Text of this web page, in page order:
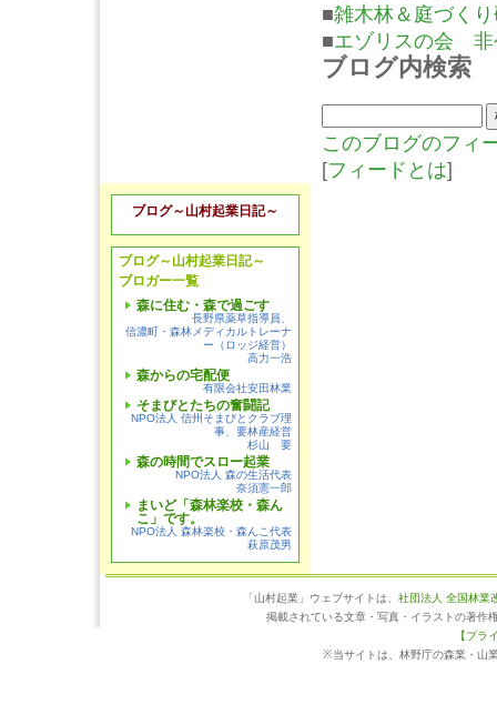
■雑木林＆庭づく
■エゾリスの会 非
ブログ内検索
このブログのフィ
[フィードとは]
ブログ～山村起業日記～
ブログ～山村起業日記～
ブロガー一覧
森に住む・森で過ごす
長野県薬草指導員、
信濃町・森林メディカルトレーナ
ー（ロッジ経営）
高力一浩
森からの宅配便
有限会社安田林業
そまびとたちの奮闘記
NPO法人 信州そまびとクラブ理
事、要林産経営
杉山 要
森の時間でスロー起業
NPO法人 森の生活代表
奈須憲一郎
まいど「森林楽校・森ん
こ」です。
NPO法人 森林楽校・森んこ代表
萩原茂男
「山村起業」ウェブサイトは、 社団法人 全国林業
掲載されている文章・写真・イラストの著作
【プラ
※当サイトは、林野庁の森業・山